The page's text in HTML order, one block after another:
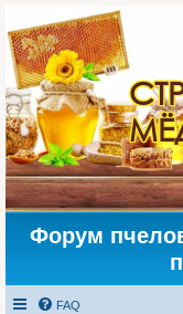
Форум
FAQ